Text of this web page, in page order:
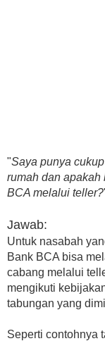
"Saya punya
rumah dan apakah
BCA melalui teller?
Jawab:
Untuk nasabah
Bank BCA bisa
cabang melalui
mengikuti
tabungan yang
Seperti contohnya